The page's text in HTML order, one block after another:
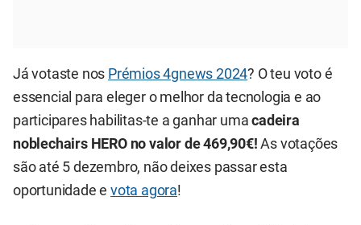
Já votaste nos Prémios 4gnews 2024? O teu voto é
essencial para eleger o melhor da tecnologia e ao
participares habilitas-te a ganhar umacadeira
noblechairs HERO no valor de 469,90€!As votações
são até 5 dezembro, não deixes passar esta
oportunidade evota agora!